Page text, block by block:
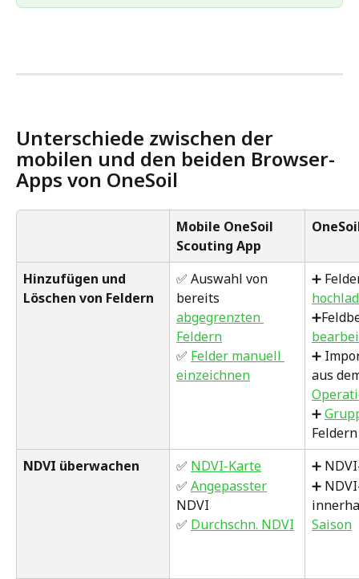
Unterschiede zwischen der
mobilen und den beiden Browser-
Apps von OneSoil
Mobile OneSoil
Scouting App
Hinzufügen und
Löschen von Feldern
✅ Auswahl von
bereits
abgegrenzten
Feldern
✅ Felder manuell
einzeichnen
➕
➕
aus
➕
Feldern
NDVI überwachen
✅ NDVI-Karte
✅ Angepasster
NDVI
✅ Durchschn. NDVI
➕
➕
Saison